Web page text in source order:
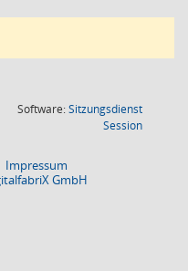
Software:Sitzungsdienst
Session(Wird in
Impressum
GmbH